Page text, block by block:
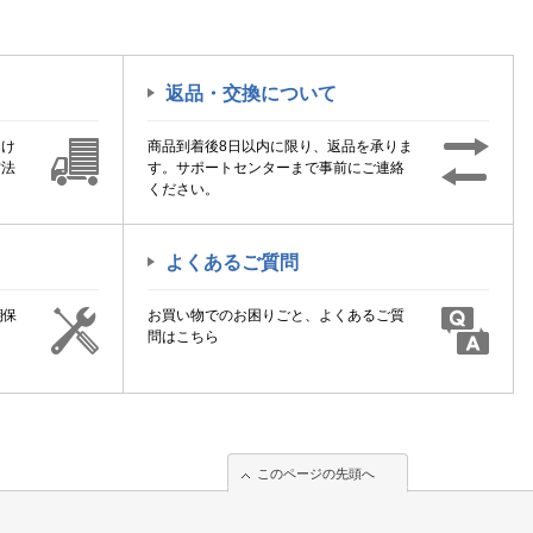
返品・交換について
商品到着後8日以内に限り、返品を承りま
す。サポートセンターまで事前にご連絡
ください。
よくあるご質問
お買い物でのお困りごと、よくあるご質
問はこちら
このページの先頭へ
このページの先頭へ